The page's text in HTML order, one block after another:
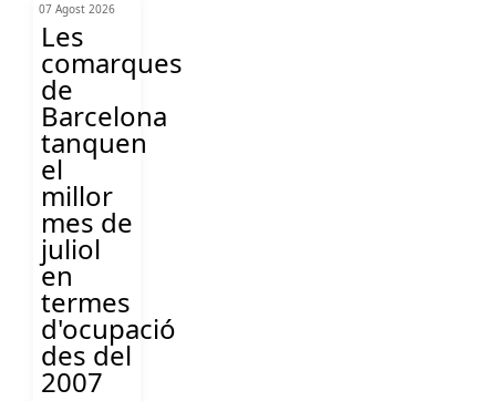
07 Agost 2026
Les
comarques
de
Barcelona
tanquen
el
millor
mes de
juliol
en
termes
d'ocupació
des del
2007